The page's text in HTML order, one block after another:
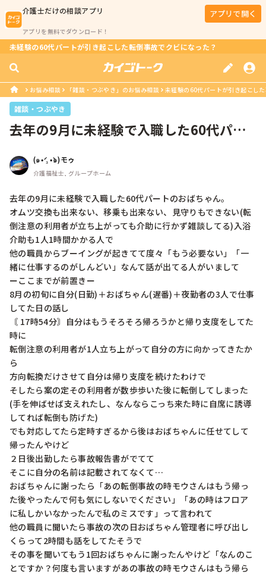
介護士だけの相談アプリ
アプリを無料でダウンロード！
アプリで開く
未経験の60代パートが引き起こした転倒事故でクビになった？
お悩み相談 「雑談・つぶやき」のお悩み相談 未経験の60代パートが引き起こし
雑談・つぶやき
去年の9月に未経験で入職した60代パー
(๑•́ ₃ •̀๑)モゥ
介護福祉士, グループホーム
去年の9月に未経験で入職した60代パートのおばちゃん。
オムツ交換も出来ない、移乗も出来ない、見守りもできない(転
倒注意の利用者が立ち上がっても介助に行かず雑談してる)入浴
介助も1人1時間かかる人で
他の職員からブーイングが起きてて度々「もう必要ない」「一
緒に仕事するのがしんどい」なんて話が出てる人がいまして
ーここまでが前置きー
8月の初旬に自分(日勤)＋おばちゃん(遅番)＋夜勤者の3人で仕事
してた日の話し
〘 17時54分〙自分はもうそろそろ帰ろうかと帰り支度をしてた
時に
転倒注意の利用者が1人立ち上がって自分の方に向かってきたか
ら
方向転換だけさせて自分は帰り支度を続けたわけで
そしたら案の定その利用者が数歩歩いた後に転倒してしまった
(手を伸ばせば支えれたし、なんならこっち来た時に自席に誘導
してれば転倒も防げた)
でも対応してたら定時すぎるから後はおばちゃんに任せてして
帰ったんやけど
２日後出勤したら事故報告書がでてて
そこに自分の名前は記載されてなくて…
おばちゃんに謝ったら「あの転倒事故の時モウさんはもう帰っ
た後やったんで何も気にしないでください」「あの時はフロア
に私しかいなかったんで私のミスです」って言われて
他の職員に聞いたら事故の次の日おばちゃん管理者に呼び出し
くらって2時間も話をしてたそうで
その事を聞いてもう1回おばちゃんに謝ったんやけど「なんのこ
とですか？何度も言いますがあの事故の時モウさんはもう帰ら